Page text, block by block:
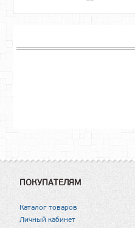
ПОКУПАТЕЛЯМ
Каталог товаров
Личный кабинет